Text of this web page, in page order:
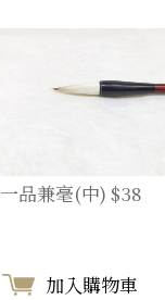
一品兼毫(中) $38
加入購物車